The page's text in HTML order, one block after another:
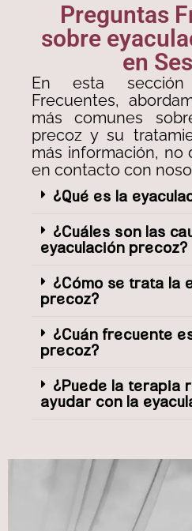
Preguntas
sobre
en
En esta
Frecuentes,
más comunes
precoz y su
más información, no
en contacto con
¿Qué es la
¿Cuáles son las
eyaculación precoz?
¿Cómo se trata la
precoz?
¿Cuán frecuente
precoz?
¿Puede la terapia
ayudar con la